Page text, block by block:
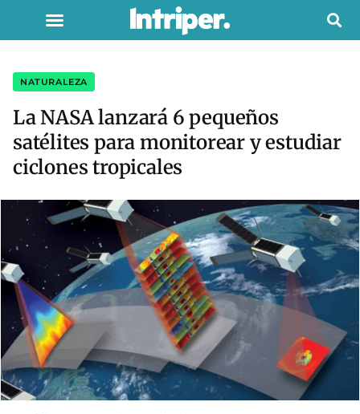
NATURALEZA
La NASA lanzará 6 pequeños
satélites para monitorear y estudiar
ciclones tropicales